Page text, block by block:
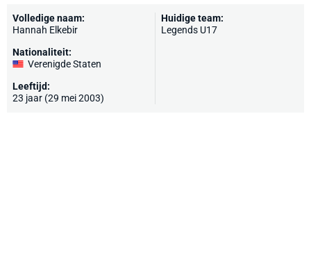
Volledige naam:
Hannah Elkebir
Nationaliteit:
Verenigde Staten
Leeftijd:
23 jaar (29 mei 2003)
Huidige team:
Legends U17